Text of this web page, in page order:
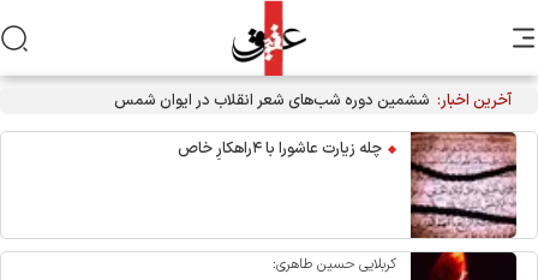
آخرین اخبار:
چله زیارت عاشورا با ۴راهکارِ خاص
کربلایی حسین طاهری: